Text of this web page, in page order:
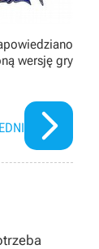
wersję gry